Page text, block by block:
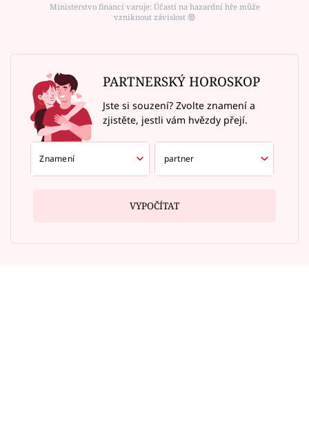
Ministerstvo financí varuje: Účastí na hazardní hře může
vzniknout závislost ⑱
PARTNERSKÝ HOROSKOP
Jste si souzení? Zvolte znamení a
zjistěte, jestli vám hvězdy přejí.
VYPOČÍTAT